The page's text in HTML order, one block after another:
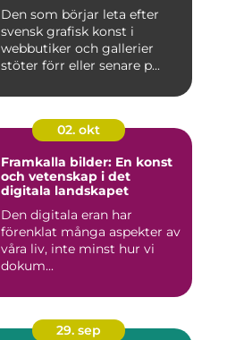
Den som börjar leta efter
svensk grafisk konst i
webbutiker och gallerier
stöter förr eller senare p...
02. okt
Framkalla bilder: En konst
och vetenskap i det
digitala landskapet
Den digitala eran har
förenklat många aspekter av
våra liv, inte minst hur vi
dokum...
29. sep